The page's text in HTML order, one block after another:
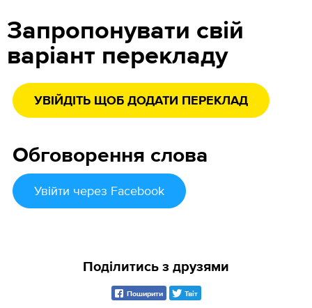
Запропонувати свій
варіант перекладу
УВІЙДІТЬ ЩОБ ДОДАТИ ПЕРЕКЛАД
Обговорення слова
Увійти через Facebook
Поділитись з друзями
Поширити Твіт